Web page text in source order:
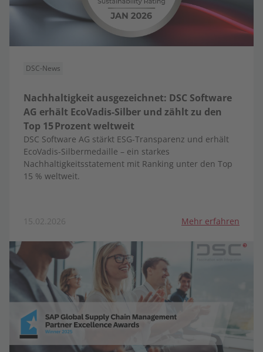
DSC-News
Nachhaltigkeit ausgezeichnet: DSC Software
AG erhält EcoVadis-Silber und zählt zu den
Top 15 Prozent weltweit
DSC Software AG stärkt ESG-Transparenz und erhält
EcoVadis-Silbermedaille – ein starkes
Nachhaltigkeitsstatement mit Ranking unter den Top
15 % weltweit.
15.02.2026 Mehr erfahren